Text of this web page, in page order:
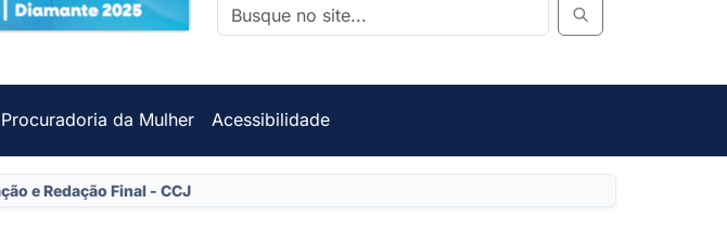
Procuradoria da Mulher Acessibilidade
e Redação Final - CCJ